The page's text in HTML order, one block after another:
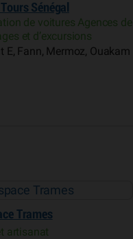
Sénégal
de voitures Agences de
et d’excursions
E, Fann, Mermoz, Ouakam
Trames
artisanat